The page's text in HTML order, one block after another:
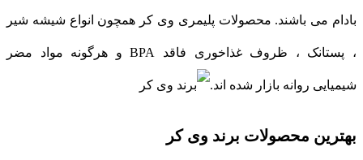
بادام می باشند. محصولات پلیمری وی کر همچون انواع شیشه شیر
، پستانک ، ظروف غذاخوری فاقد BPA و هرگونه مواد مضر
شیمیایی روانه بازار شده اند.
بهترین محصولات برند وی کر